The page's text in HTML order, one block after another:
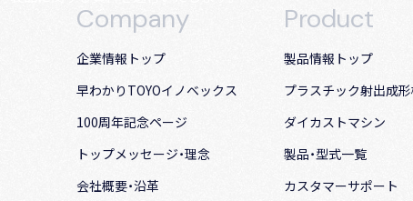
Company
企業情報トップ
早わかりTOYOイノベックス
100周年記念ページ
トップメッセージ・理念
会社概要・沿革
Product
製品情報トップ
プラスチック射出成
ダイカストマシン
製品・型式一覧
カスタマーサポート